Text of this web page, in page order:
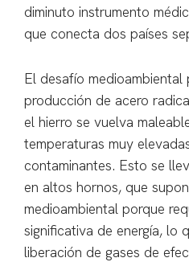
diminuto instrumento
que conecta dos países
El desafío medioambiental
producción de acero
el hierro se vuelva
temperaturas muy
contaminantes. Esto se
en altos hornos, que
medioambiental porque
significativa de energía, lo
liberación de gases de